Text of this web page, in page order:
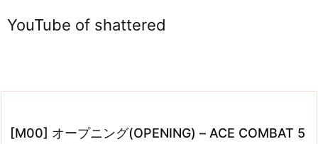
YouTube of shattered
[M00] オープニング(OPENING) – ACE COMBAT 5